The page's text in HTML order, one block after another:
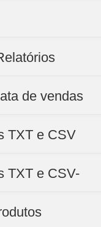
de vendas
TXT e CSV
TXT e CSV-